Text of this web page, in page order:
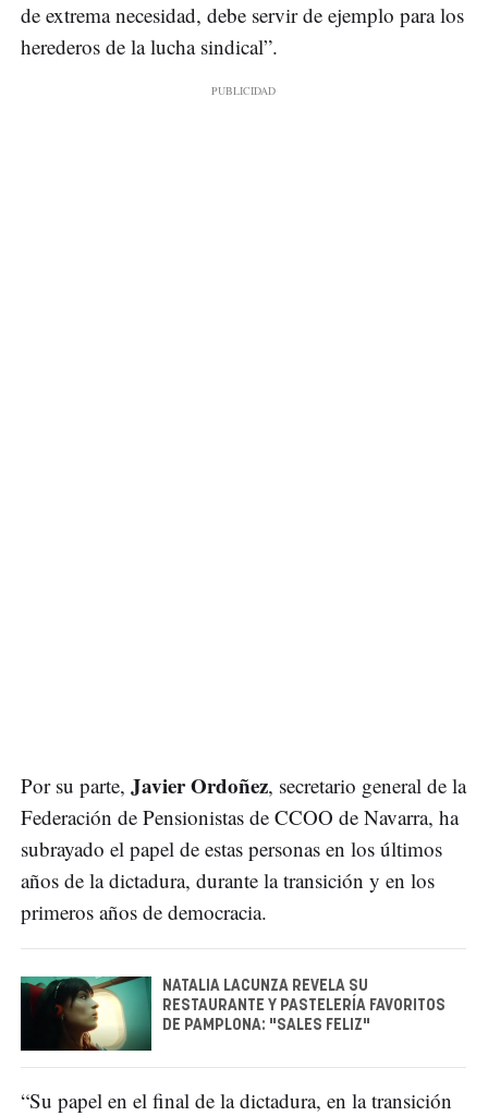
de extrema necesidad, debe servir de ejemplo para los
herederos de la lucha sindical”.
Por su parte, Javier Ordoñez, secretario general de la
Federación de Pensionistas de CCOO de Navarra, ha
subrayado el papel de estas personas en los últimos
años de la dictadura, durante la transición y en los
primeros años de democracia.
NATALIA LACUNZA REVELA SU
RESTAURANTE Y PASTELERÍA FAVORITOS
DE PAMPLONA: "SALES FELIZ"
“Su papel en el final de la dictadura, en la transición